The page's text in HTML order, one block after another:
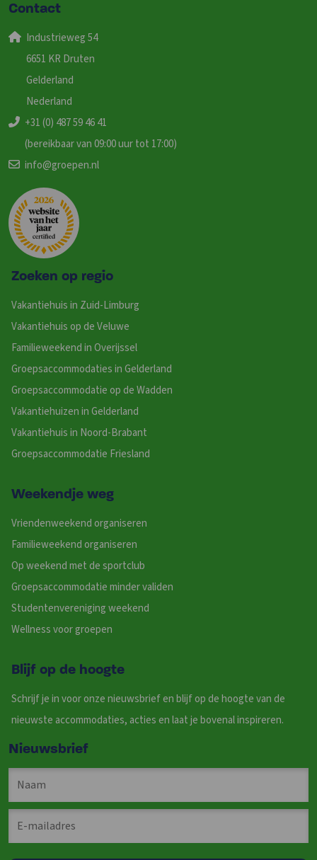
Contact
Industrieweg 54
6651 KR Druten
Gelderland
Nederland
+31 (0) 487 59 46 41
(bereikbaar van 09:00 uur tot 17:00)
info@groepen.nl
Zoeken op regio
Vakantiehuis in Zuid-Limburg
Vakantiehuis op de Veluwe
Familieweekend in Overijssel
Groepsaccommodaties in Gelderland
Groepsaccommodatie op de Wadden
Vakantiehuizen in Gelderland
Vakantiehuis in Noord-Brabant
Groepsaccommodatie Friesland
Weekendje weg
Vriendenweekend organiseren
Familieweekend organiseren
Op weekend met de sportclub
Groepsaccommodatie minder validen
Studentenvereniging weekend
Wellness voor groepen
Blijf op de hoogte
Schrijf je in voor onze nieuwsbrief en blijf op de hoogte van de
nieuwste accommodaties, acties en laat je bovenal inspireren.
Nieuwsbrief